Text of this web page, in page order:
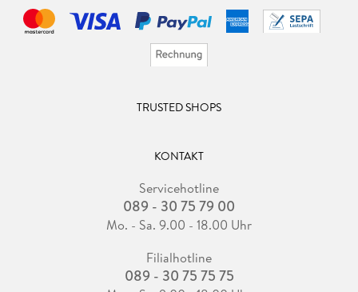
TRUSTED SHOPS
KONTAKT
Servicehotline
089 - 30 75 79 00
Mo. - Sa. 9.00 - 18.00 Uhr
Filialhotline
089 - 30 75 75 75